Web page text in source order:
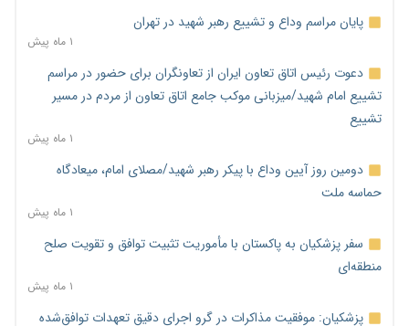
پایان مراسم وداع و تشییع رهبر شهید در تهران
۱ ماه پیش
دعوت رئیس اتاق تعاون ایران از تعاونگران برای حضور در مراسم
تشییع امام شهید/میزبانی موکب جامع اتاق تعاون از مردم در مسیر
تشییع
۱ ماه پیش
دومین روز آیین وداع با پیکر رهبر شهید/مصلای امام، میعادگاه
حماسه ملت
۱ ماه پیش
سفر پزشکیان به پاکستان با مأموریت تثبیت توافق و تقویت صلح
منطقه‌ای
۱ ماه پیش
پزشکیان: موفقیت مذاکرات در گرو اجرای دقیق تعهدات توافق‌شده